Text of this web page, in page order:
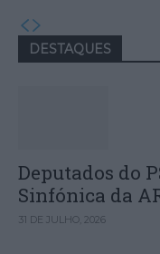
DESTAQUES
Deputados do
Sinfónica da
31 DE JULHO, 2026